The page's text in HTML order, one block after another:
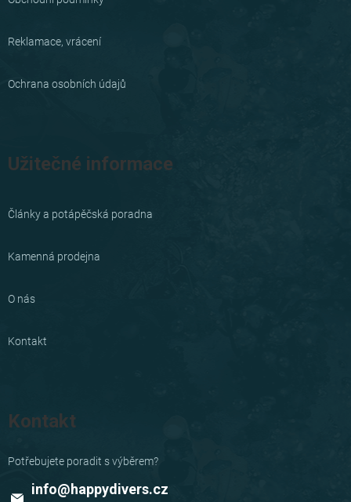
Reklamace, vrácení
Ochrana osobních údajů
Užitečné informace
Články a potápěčská poradna
Kamenná prodejna
O nás
Kontakt
Kontakt
info@happydivers.cz